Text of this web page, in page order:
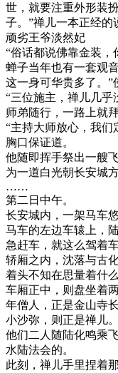
世，就要注重外形装
子。”禅儿一本正经的
顽劣王爷淡然妃
“俗话都说佛靠金装
蝉子当年也有一套观
这一身可华贵多了。”
“三位施主，禅儿几
师弟随行，一路上就
“主持大师放心，我们
胸口保证道。
他随即挥手祭出一艘
为一道白光朝长安城
……
第二日中午。
长安城内，一架马车
马车的左边车辕上，
急赶车，就这么驾着
轿厢之内，沈落与古
着头不知在思量着什么
车厢正中，则盘坐着
年僧人，正是金山寺
小沙弥，则正是禅儿。
他们二人随陆化鸣乘
水陆法会的。
此刻，禅儿手里捏着